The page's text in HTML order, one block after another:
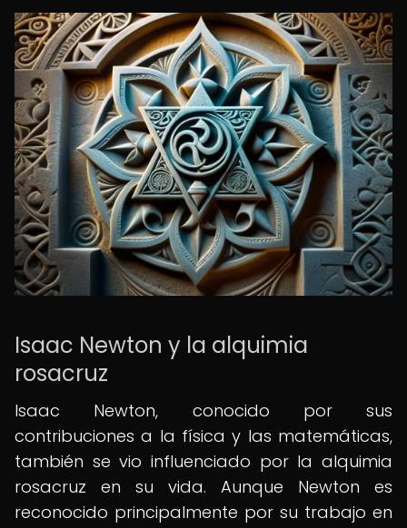
Isaac Newton y la alquimia
rosacruz
Isaac Newton, conocido por sus
contribuciones a la física y las matemáticas,
también se vio influenciado por la alquimia
rosacruz en su vida. Aunque Newton es
reconocido principalmente por su trabajo en